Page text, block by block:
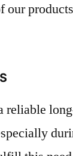
our
reliable